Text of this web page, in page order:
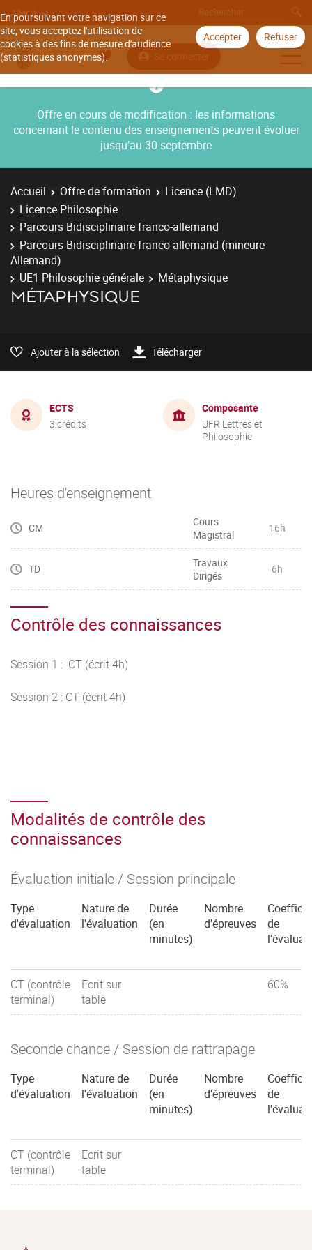
En poursuivant votre navigation sur ce
site, vous acceptez l'utilisation de
cookies à des fins de mesure d'audience
(statistiques anonymes).
Accepter Refuser
Aller à
Se connecter
Offre en cours de modification : les informations
concernant le contenu des enseignements peuvent évoluer
jusqu’au 30 septembre
Accueil Offre de formation
Licence (LMD)
Licence Philosophie
Parcours Bidisciplinaire franco-allemand
Parcours Bidisciplinaire franco-allemand (mineure
Allemand)
UE1 Philosophie générale
Métaphysique
MÉTAPHYSIQUE
Ajouter à la sélection Télécharger
ECTS
3 crédits
Composante
UFR Lettres et
Philosophie
Heures d'enseignement
CM
Cours
Magistral
16h
TD
Travaux
Dirigés
6h
Contrôle des connaissances
Session 1 : CT (écrit 4h)
Session 2 : CT (écrit 4h)
Modalités de contrôle des
connaissances
Évaluation initiale / Session principale
Type
d'évaluation
Nature de
l'évaluation
Durée
(en
minutes)
Nombre
d'épreuves
de
CT (contrôle
terminal)
Ecrit sur
table
60%
Seconde chance / Session de rattrapage
Type
d'évaluation
Nature de
l'évaluation
Durée
(en
minutes)
Nombre
d'épreuves
de
CT (contrôle
terminal)
Ecrit sur
table